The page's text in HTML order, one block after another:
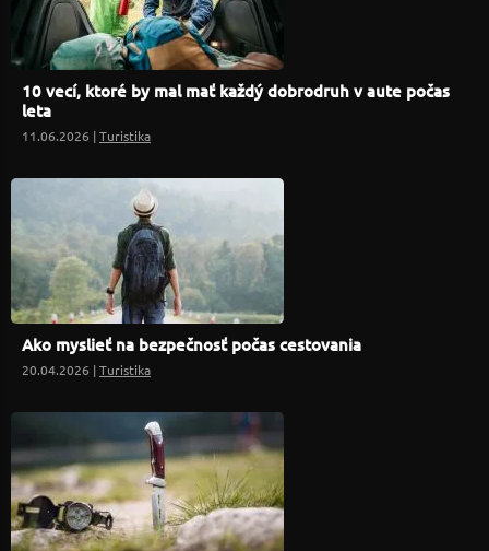
10 vecí, ktoré by mal mať každý dobrodruh v aute počas
leta
11.06.2026 |Turistika
Ako myslieť na bezpečnosť počas cestovania
20.04.2026 |Turistika